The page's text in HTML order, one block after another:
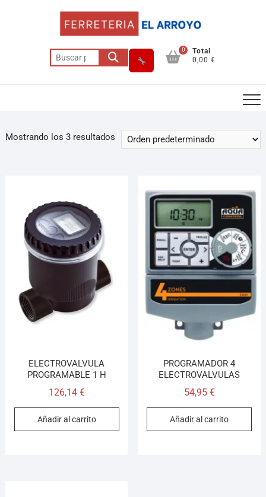
0
Total
0,00 €
Mostrando los 3 resultados
ELECTROVALVULA
PROGRAMABLE 1 H
126,14 €
Añadir al carrito
PROGRAMADOR 4
ELECTROVALVULAS
54,95 €
Añadir al carrito
Llamar (cerrado) WhatsApp Cómo llegar
¡Hola! Soy el asesor virtual de Ferretería El Arroyo.
Cuéntame qué necesitas y te ayudo a encontrarlo,
aunque no sepas el nombre exacto